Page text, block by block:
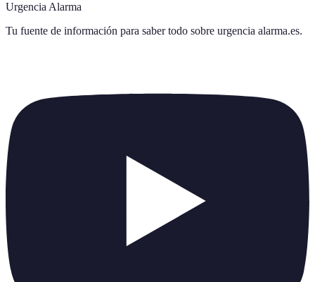
Urgencia Alarma
Tu fuente de información para saber todo sobre urgencia alarma.es.